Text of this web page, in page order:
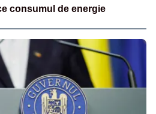
consumul de energie